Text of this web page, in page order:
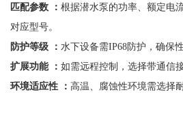
匹配参数 ： 根据潜水泵的功率、额定电
对应型号。
防护等级
： 水下设备需IP68防护，确保性
扩展功能
： 如需远程控制，选择带通信
环境适应性
： 高温、腐蚀性环境需选择